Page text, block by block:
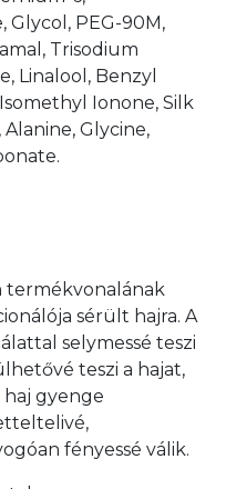
PEG-90M,
Trisodium
Linalool, Benzyl
Ionone, Silk
Glycine,
termékvonalának
sérült hajra. A
selymessé teszi
teszi a hajat,
gyenge
fényessé válik.